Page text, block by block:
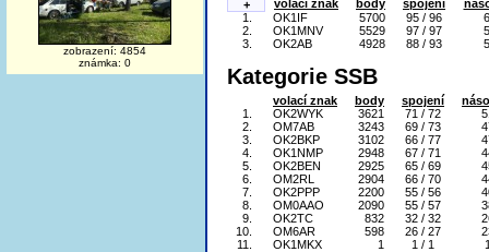
zobrazení: 4854
známka: 0
+ volací znak body spojení
1.
OK1IF 5700 95 / 96
2.
OK1MNV 5529 97 / 97
3.
OK2AB 4928 88 / 93
Kategorie SSB
volací znak body spojení
1.
OK2WYK 3621 71 / 72
2.
OM7AB 3243 69 / 73
3.
OK2BKP 3102 66 / 77
4.
OK1NMP 2948 67 / 71
5.
OK2BEN 2925 65 / 69
6.
OM2RL 2904 66 / 70
7.
OK2PPP 2200 55 / 56
8.
OM0AAO 2090 55 / 57
9.
OK2TC 832 32 / 32
10.
OM6AR 598 26 / 27
11.
OK1MKX 1 1 / 1